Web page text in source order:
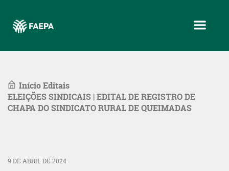
InícioEditais
ELEIÇÕES SINDICAIS | EDITAL DE REGISTRO DE
CHAPA DO SINDICATO RURAL DE QUEIMADAS
9 DE ABRIL DE 2024